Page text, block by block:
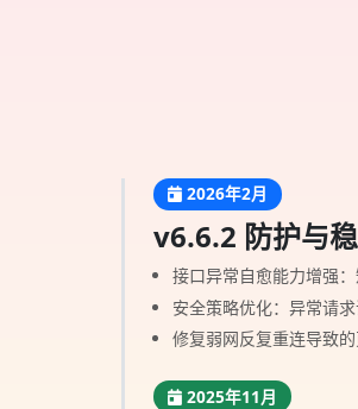
2026年2月
v6.6.2 防护与
接口异常自愈能力增强
安全策略优化：异常请
修复弱网反复重连导致
2025年11月